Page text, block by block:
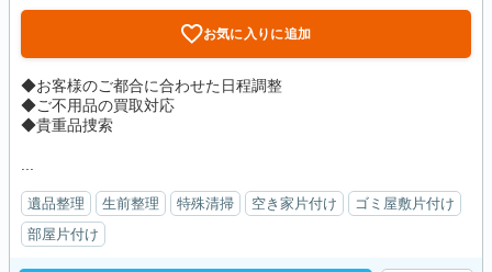
お気に入りに追加
◆お客様のご都合に合わせた日程調整
◆ご不用品の買取対応
◆貴重品捜索
遺品整理 生前整理 特殊清掃 空き家片付け
ゴミ屋敷片付け
部屋片付け